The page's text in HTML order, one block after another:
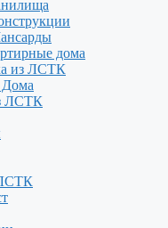
дома
из ЛСТК
ЛСТК